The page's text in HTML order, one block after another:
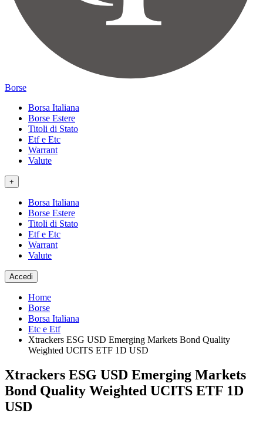
Borse
Borsa Italiana
Borse Estere
Titoli di Stato
Etf e Etc
Warrant
Valute
+
Borsa Italiana
Borse Estere
Titoli di Stato
Etf e Etc
Warrant
Valute
Accedi
Home
Borse
Borsa Italiana
Etc e Etf
Xtrackers ESG USD Emerging Markets Bond Quality
Weighted UCITS ETF 1D USD
Xtrackers ESG USD Emerging Markets
Bond Quality Weighted UCITS ETF 1D
USD